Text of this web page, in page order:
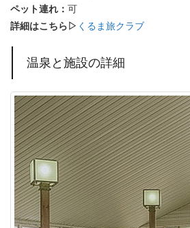
ペット連れ： 可
詳細はこちら▷ くるま旅クラブ
温泉と施設の詳細